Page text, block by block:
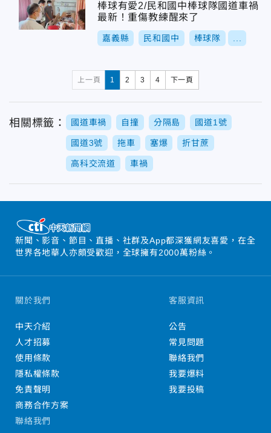
棒球有愛2/民和國中棒球隊國道車禍
最新！重傷教練醒來了
嘉義縣 民和國中 棒球隊
上一頁 1 2 3 4 下一頁
相關標籤： 國道車禍 自撞 分隔島 國道1號
國道3號 拖車 塞爆 折甘蔗
高科交流道 車禍
新聞、影音、節目、直播、社群及App都深獲網友喜愛，在全
世界各地華人亦頗受歡迎，全球擁有2000萬粉絲。
關於我們
中天介紹
人才招募
使用條款
隱私權條款
免責聲明
商務合作方案
客服資訊
公告
常見問題
聯絡我們
我要爆料
我要投稿
聯絡我們